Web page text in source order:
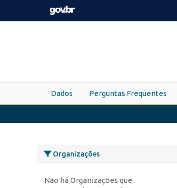
Skip to main content
Dados Perguntas Frequentes
Organizações
Não há Organizações que